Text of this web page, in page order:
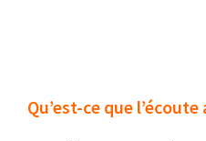
Qu’est-ce que